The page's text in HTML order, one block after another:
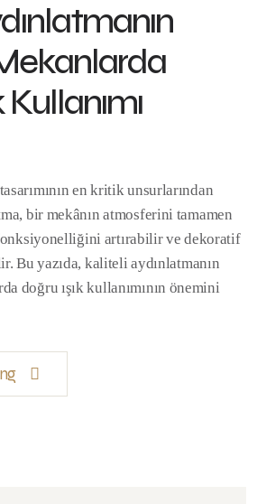
en kritik unsurlarından
bir mekânın atmosferini tamamen
artırabilir ve dekoratif
Bu yazıda, kaliteli aydınlatmanın
doğru ışık kullanımının önemini